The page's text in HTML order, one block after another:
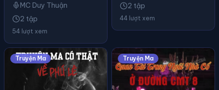
MC Duy Thuận
2 tập
54 lượt xem
2 tập
44 lượt xem
Truyện Ma Truyện Ma